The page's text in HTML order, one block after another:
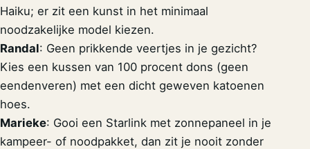
Haiku; er zit een kunst in het minimaal
noodzakelijke model kiezen.
Randal: Geen prikkende veertjes in je gezicht?
Kies een kussen van 100 procent dons (geen
eendenveren) met een dicht geweven katoenen
hoes.
Marieke: Gooi een Starlink met zonnepaneel in je
kampeer- of noodpakket, dan zit je nooit zonder